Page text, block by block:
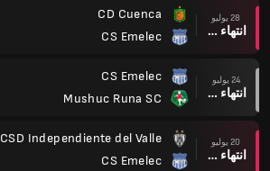
28 يوليو
انتهاء وقت المباراة
CD Cuenca
CS Emelec
24 يوليو
انتهاء وقت المباراة
CS Emelec
Mushuc Runa SC
20 يوليو
انتهاء وقت المباراة
CSD Independiente del Valle
CS Emelec